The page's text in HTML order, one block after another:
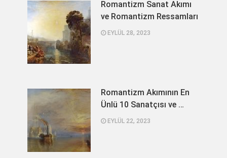
Romantizm Sanat Akımı
ve Romantizm Ressamları
EYLÜL 28, 2023
Romantizm Akımının En
Ünlü 10 Sanatçısı ve …
EYLÜL 22, 2023